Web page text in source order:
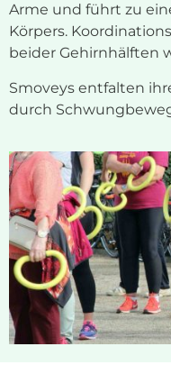
Arme und führt zu
Körpers.
beider Gehirnhälften
Smoveys entfalten
durch